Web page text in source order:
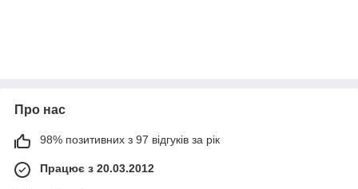
Про нас
98% позитивних з 97 відгуків за рік
Працює з 20.03.2012